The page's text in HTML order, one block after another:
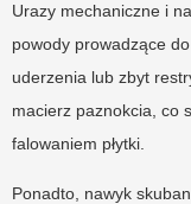
Urazy mechaniczne i
powody prowadzące
uderzenia lub zbyt
macierz paznokcia, co
falowaniem płytki.
Ponadto, nawyk